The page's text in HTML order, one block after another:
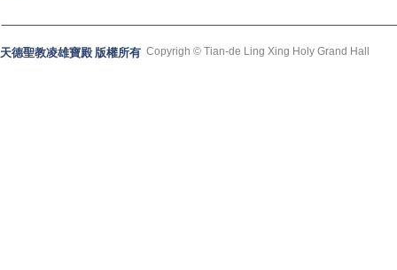
天德聖教凌雄寶殿 版權所有 Copyrigh © Tian-de Ling Xing Holy Grand Hall